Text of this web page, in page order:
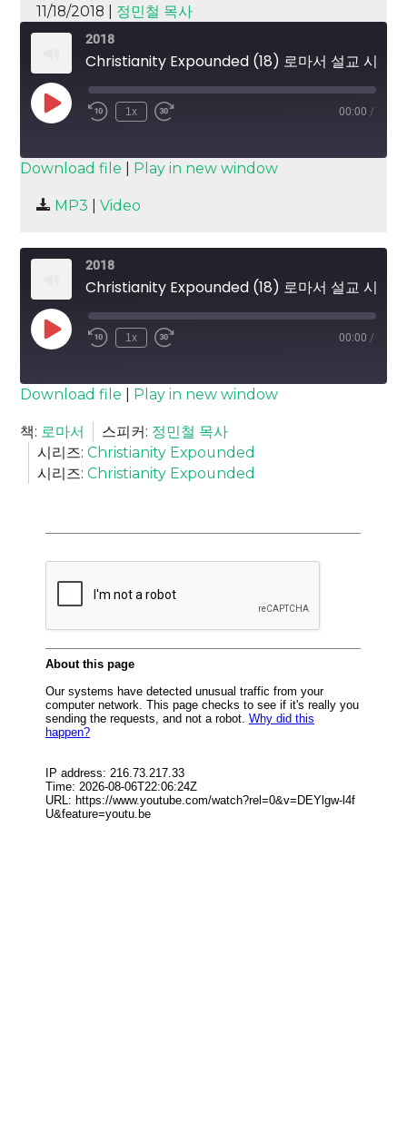
11/18/2018 | 정민철 목사
2018
Play
Episode
1x 00:00 /
SUBSCRIBE
RSS FEED
SHARE
Download file Play in new window
MP3 Video
2018
Play
Episode
1x 00:00 /
SUBSCRIBE
RSS FEED
SHARE
LINK
Download file Play in new window
책: 로마서 스피커: 정민철 목사
시리즈: Christianity Expounded
시리즈: Christianity Expounded